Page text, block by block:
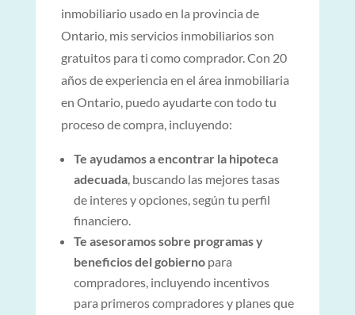
inmobiliario usado en la provincia de
Ontario, mis servicios inmobiliarios son
gratuitos para ti como comprador. Con 20
años de experiencia en el área inmobiliaria
en Ontario, puedo ayudarte con todo tu
proceso de compra, incluyendo:
Te ayudamos a encontrar la hipoteca
adecuada, buscando las mejores tasas
de interes y opciones, según tu perfil
financiero.
Te asesoramos sobre programas y
beneficios del gobiernopara
compradores, incluyendo incentivos
para primeros compradores y planes que